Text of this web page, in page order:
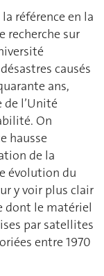
référence en la
recherche sur
causés
ans,
de l’Unité
On
hausse
de la
évolution du
y voir plus clair
dont le matériel
par satellites
entre 1970